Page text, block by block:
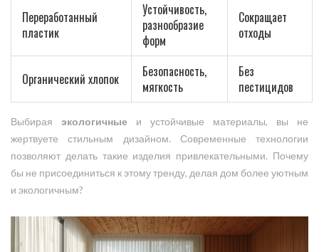
Переработанный
пластик
Устойчивость,
разнообразие
форм
Сокращает
отходы
Органический хлопок
Безопасность,
мягкость
Без
пестицидов
Выбирая экологичные и устойчивые материалы, вы не
жертвуете стильным дизайном. Современные технологии
позволяют делать такие изделия привлекательными. Почему
бы не присоединиться к этому тренду, делая дом более уютным
и экологичным?